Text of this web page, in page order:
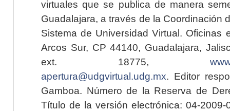
virtuales que se publica de manera
Guadalajara, a través de la Coordinación
Sistema de Universidad Virtual. Oficinas
Arcos Sur, CP 44140, Guadalajara,
ext. 18775,
apertura@udgvirtual.udg.mx. Editor
Gamboa. Número de la Reserva de
Título de la versión electrónica: 04-2009-